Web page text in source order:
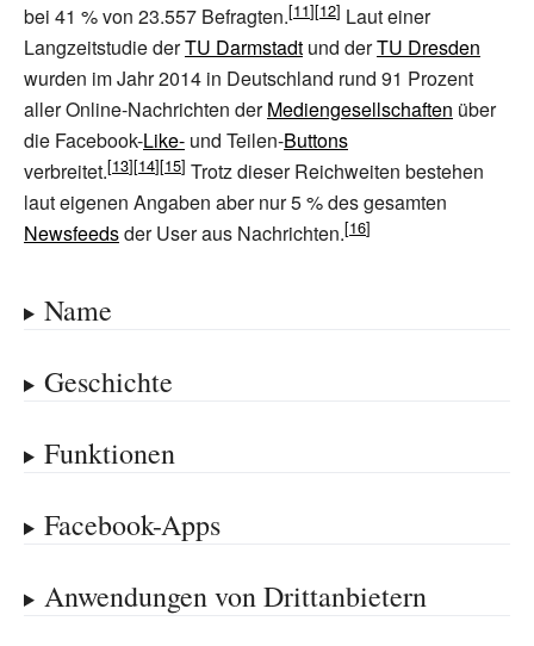
bei 41 % von 23.557 Befragten.
Laut einer
Langzeitstudie derTU Darmstadt und derTU Dresden
wurden im Jahr 2014 in Deutschland rund 91 Prozent
aller Online-Nachrichten derMediengesellschaften über
die Facebook-Like- und Teilen-Buttons
verbreitet.
Trotz dieser Reichweiten bestehen
laut eigenen Angaben aber nur 5% des gesamten
Newsfeedsder User aus Nachrichten.
Name
Geschichte
Funktionen
Facebook-Apps
Anwendungen von Drittanbietern